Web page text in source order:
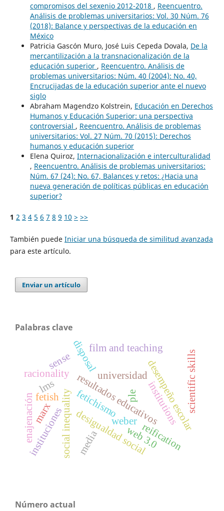
compromisos del sexenio 2012-2018 , Reencuentro.
Análisis de problemas universitarios: Vol. 30 Núm. 76
(2018): Balance y perspectivas de la educación en
México
Patricia Gascón Muro, José Luis Cepeda Dovala, De la
mercantilización a la transnacionalización de la
educación superior , Reencuentro. Análisis de
problemas universitarios: Núm. 40 (2004): No. 40,
Encrucijadas de la educación superior ante el nuevo
siglo
Abraham Magendzo Kolstrein, Educación en Derechos
Humanos y Educación Superior: una perspectiva
controversial , Reencuentro. Análisis de problemas
universitarios: Vol. 27 Núm. 70 (2015): Derechos
humanos y educación superior
Elena Quiroz, Internacionalización e interculturalidad
, Reencuentro. Análisis de problemas universitarios:
Núm. 67 (24): No. 67, Balances y retos: ¿Hacia una
nueva generación de políticas públicas en educación
superior?
1 2 3 4 5 6 7 8 9 10 > >>
También puede Iniciar una búsqueda de similitud avanzada
para este artículo.
Enviar un artículo
Palabras clave
universidad
fetichismo
resultados educativosdesempeño escolar
social inequalitydesigualdad social
racionality
weber institutions
instituciones
fetish
disposal
reification
enajenaciónmarx
media
film and teaching
scientific skills
ple
lms
web 3.0
sense
Número actual